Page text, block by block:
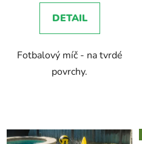
DETAIL
Fotbalový míč - na tvrdé
povrchy.